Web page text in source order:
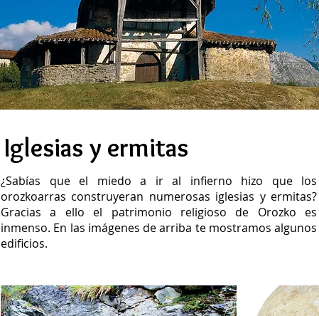
Iglesias y ermitas
¿Sabías que el miedo a ir al infierno hizo que los
orozkoarras construyeran numerosas iglesias y ermitas?
Gracias a ello el patrimonio religioso de Orozko es
inmenso. En las imágenes de arriba te mostramos algunos
edificios.